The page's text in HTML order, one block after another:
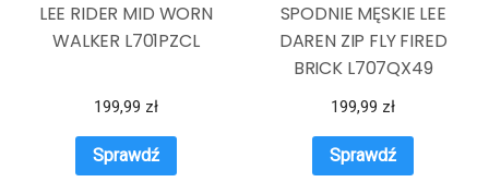
LEE RIDER MID WORN
WALKER L701PZCL
199,99 zł
Sprawdź
SPODNIE MĘSKIE LEE
DAREN ZIP FLY FIRED
BRICK L707QX49
199,99 zł
Sprawdź